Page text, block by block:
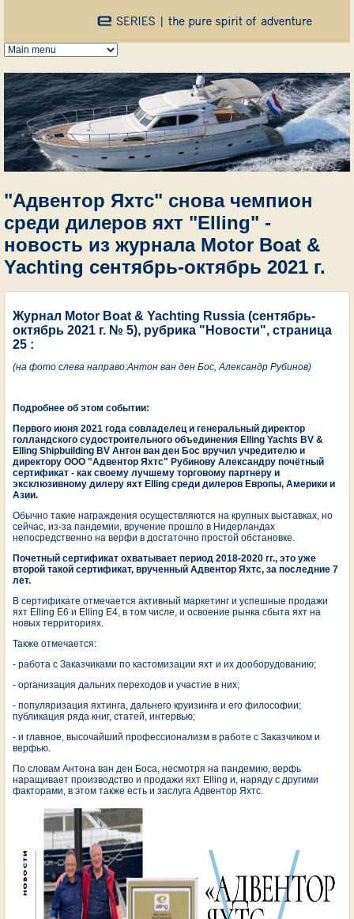
"Адвентор Яхтс" снова чемпион
среди дилеров яхт "Elling" -
новость из журнала Motor Boat &
Yachting сентябрь-октябрь 2021 г.
Журнал Motor Boat & Yachting Russia (сентябрь-
октябрь 2021 г. № 5), рубрика "Новости", страница
25 :
(на фото слева направо:Антон ван ден Бос, Александр Рубинов)
Подробнее об этом событии:
Первого июня 2021 года совладелец и генеральный директор
голландского судостроительного объединения Elling Yachts BV &
Elling Shipbuilding BV Антон ван ден Бос вручил учредителю и
директору ООО "Адвентор Яхтс" Рубинову Александру почётный
сертификат - как своему лучшему торговому партнеру и
эксклюзивному дилеру яхт Elling среди дилеров Европы, Америки и
Азии.
Обычно такие награждения осуществляются на крупных выставках, но
сейчас, из-за пандемии, вручение прошло в Нидерландах
непосредственно на верфи в достаточно простой обстановке.
Почетный сертификат охватывает период 2018-2020 гг., это уже
второй такой сертификат, врученный Адвентор Яхтс, за последние 7
лет.
В сертификате отмечается активный маркетинг и успешные продажи
яхт Elling E6 и Elling Е4, в том числе, и освоение рынка сбыта яхт на
новых территориях.
Также отмечается:
- работа с Заказчиками по кастомизации яхт и их дооборудованию;
- организация дальних переходов и участие в них;
- популяризация яхтинга, дальнего круизинга и его философии;
публикация ряда книг, статей, интервью;
- и главное, высочайший профессионализм в работе с Заказчиком и
верфью.
По словам Антона ван ден Боса, несмотря на пандемию, верфь
наращивает производство и продажи яхт Elling и, наряду с другими
факторами, в этом также есть и заслуга Адвентор Яхтс.